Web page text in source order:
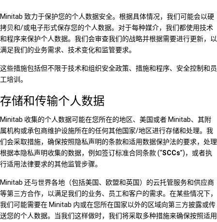
Minitab 致力于保护您的个人数据安全。根据具体情况，我们可能会以硬
拷贝和/或电子形式保存您的个人数据。对于每种媒介，我们都使用技术
和程序来保护个人数据。我们会审查我们的战略并根据需要进行更新，以
满足我们的业务需求、技术变化和监管要求。
这些措施包括但不限于技术和组织安全政策、措施和程序、安全控制和员
工培训。
存储和传输个人数据
Minitab 收集的个人数据可能在您所在的地区、美国或者 Minitab、其附
属机构或承包商维护设施所在的任何其他国家/地区进行存储和处理。我
们会采取措施，确保按照隐私声明的条款和适用数据保护法的要求，处理
根据本隐私声明收集的数据，例如签订标准合同条款 (“SCCs”)，或者执
行适用法律要求的其他监管步骤。
Minitab 还与世界各地（包括美国、欧盟和英国）的云托管服务和供应商
等第三方合作，以满足我们的业务、员工和客户的需求。在某些情况下，
我们可能需要在 Minitab 内或在您所在国家以外的区域向第三方披露或传
送您的个人数据。当我们这样做时，我们将采取多种措施来确保按照适用